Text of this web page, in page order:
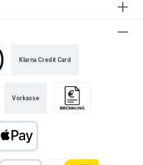
Klarna Credit Card
Vorkasse